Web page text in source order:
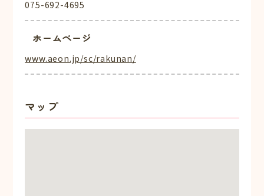
075-692-4695
ホームページ
www.aeon.jp/sc/rakunan/
マップ